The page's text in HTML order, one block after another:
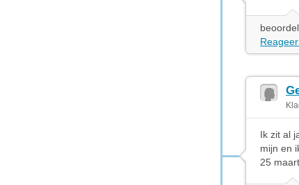
Ik zit al
mijn en
25